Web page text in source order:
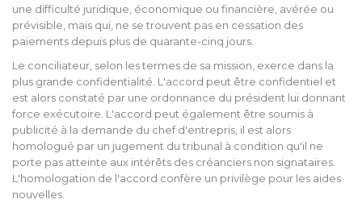
une difficulté juridique, économique ou financière, avérée ou
prévisible, mais qui, ne se trouvent pas en cessation des
paiements depuis plus de quarante-cinq jours.
Le conciliateur, selon les termes de sa mission, exerce dans la
plus grande confidentialité. L'accord peut être confidentiel et
est alors constaté par une ordonnance du président lui donnant
force exécutoire. L'accord peut également être soumis à
publicité à la demande du chef d'entrepris, il est alors
homologué par un jugement du tribunal à condition qu'il ne
porte pas atteinte aux intérêts des créanciers non signataires.
L'homologation de l'accord confère un privilège pour les aides
nouvelles.